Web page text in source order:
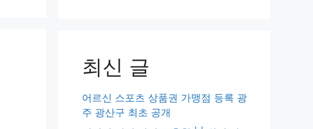
최신 글
어르신 스포츠 상품권 가맹점 등록 광
주 광산구 최초 공개